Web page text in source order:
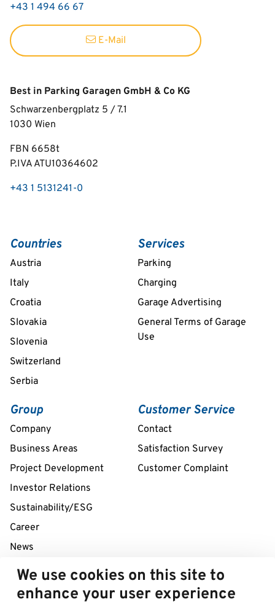
+43 1 494 66 67
E-Mail
Best in Parking Garagen GmbH & Co KG
Schwarzenbergplatz 5 / 7.1
1030 Wien
FBN 6658t
P.IVA ATU10364602
+43 1 5131241-0
Countries
Austria
Italy
Croatia
Slovakia
Slovenia
Switzerland
Serbia
Services
Parking
Charging
Garage Advertising
General Terms of Garage
Use
Group
Company
Business Areas
Project Development
Investor Relations
Sustainability/ESG
Career
News
Customer Service
Contact
Satisfaction Survey
Customer Complaint
24/7 Service Line
We use cookies on this site to
enhance your user experience